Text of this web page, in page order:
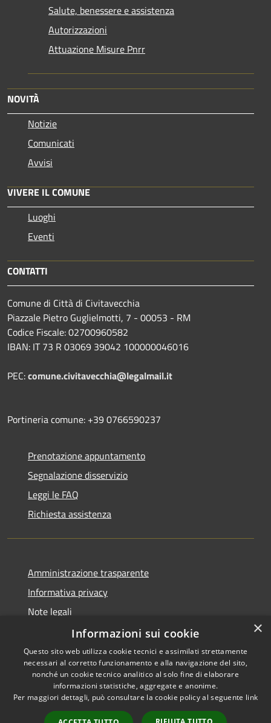
Salute, benessere e assistenza
Autorizzazioni
Attuazione Misure Pnrr
NOVITÀ
Notizie
Comunicati
Avvisi
VIVERE IL COMUNE
Luoghi
Eventi
CONTATTI
Comune di Città di Civitavecchia
Piazzale Pietro Guglielmotti, 7 - 00053 - RM
Codice Fiscale: 02700960582
IBAN: IT 73 R 03069 39042 100000046016
PEC:comune.civitavecchia@legalmail.it
Portineria comune: +39 0766590237
Prenotazione appuntamento
Segnalazione disservizio
Leggi le FAQ
Richiesta assistenza
Amministrazione trasparente
Informativa privacy
Note legali
Dichiarazione di accessibilità
RSS
Accessibilità
Copyright © 2026 • Città di
×
Informazioni sui cookie
Questo sito web utilizza cookie tecnici e assimilati strettamente
necessari al corretto funzionamento e alla navigazione del sito,
nonché un cookie tecnico analitico al solo fine di elaborare
informazioni statistiche, aggregate e anonime.
Per maggiori dettagli, può consultare la cookie policy al seguente link